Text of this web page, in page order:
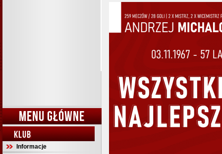
MENU GŁÓWNE
KLUB
Informacje